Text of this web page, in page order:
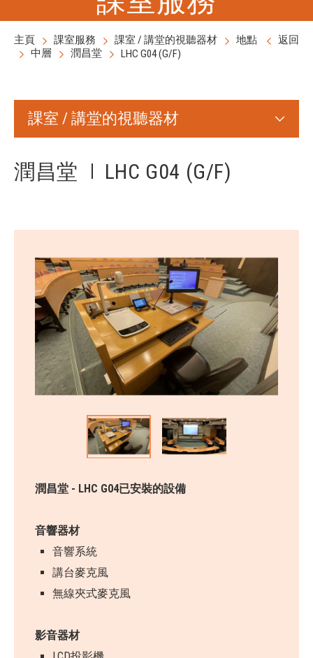
返回
主頁 課室服務 課室 / 講堂的視聽器材
地點
中層
潤昌堂 LHC G04 (G/F)
課室 / 講堂的視聽器材
潤昌堂 LHC G04 (G/F)
潤昌堂 - LHC G04已安裝的設備
音響器材
音響系統
講台麥克風
無線夾式麥克風
影音器材